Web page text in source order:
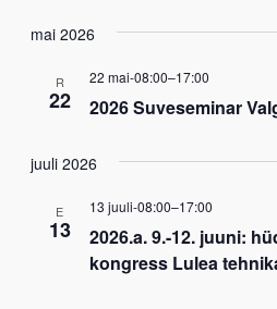
mai 2026
R
22 2026 Suveseminar
22 mai-08:00–17:00
juuli 2026
E
13
2026.a. 9.-12. juuni:
kongress Lulea
13 juuli-08:00–17:00